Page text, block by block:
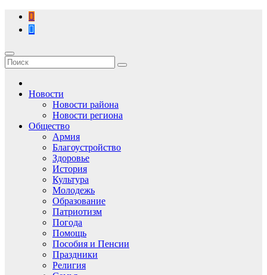
Перейти
содержимому
Новости
Новости района
Новости региона
Общество
Армия
Благоустройство
Здоровье
История
Культура
Молодежь
Образование
Патриотизм
Погода
Помощь
Пособия и Пенсии
Праздники
Религия